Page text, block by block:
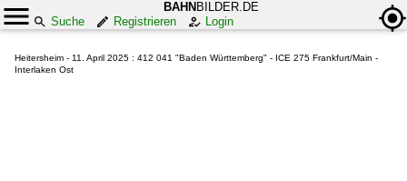
BAHN BILDER.DE
Suche
Registrieren Login
Heitersheim - 11. April 2025 : 412 041 "Baden Württemberg" - ICE 275 Frankfurt/Main -
Interlaken Ost